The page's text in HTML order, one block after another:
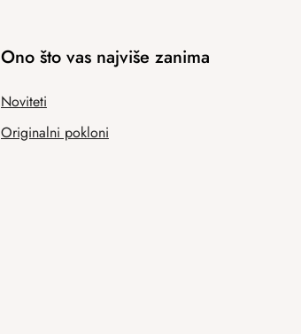
Ono što vas najviše zanima
Noviteti
Originalni pokloni